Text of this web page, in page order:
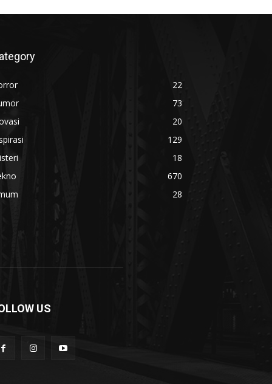
22
73
20
129
18
670
28
US